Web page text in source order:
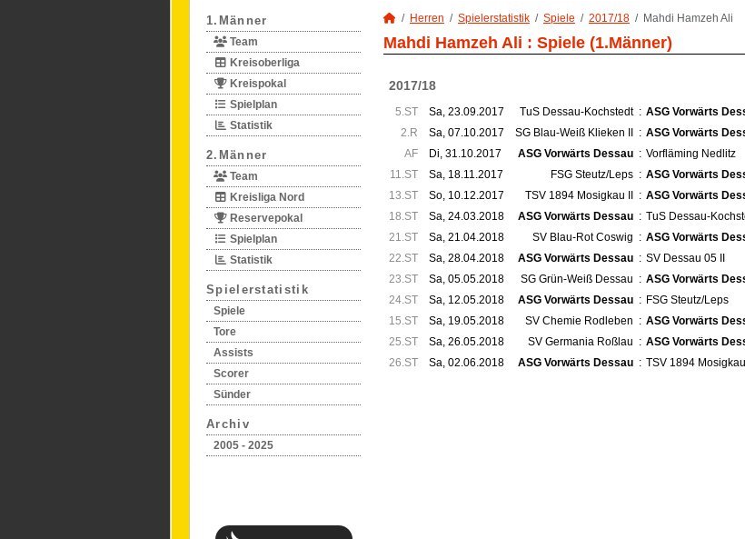
1.Männer
Team
Kreisoberliga
Kreispokal
Spielplan
Statistik
2.Männer
Team
Kreisliga Nord
Reservepokal
Spielplan
Statistik
Spielerstatistik
Spiele
Tore
Assists
Scorer
Sünder
Archiv
2005 - 2025
Herren Spielerstatistik Spiele 2017/18 Mahdi Hamzeh Ali
Mahdi Hamzeh Ali : Spiele (1.Männer)
2017/18
5.ST Sa, 23.09.2017 TuS Dessau-Kochstedt : ASG Vorwärts
2.R
Sa, 07.10.2017 SG Blau-Weiß Klieken II : ASG Vorwärts
AF
Di, 31.10.2017 ASG Vorwärts Dessau : Vorfläming Nedlitz
11.ST
Sa, 18.11.2017 FSG Steutz/Leps : ASG Vorwärts
13.ST
So, 10.12.2017 TSV 1894 Mosigkau II : ASG Vorwärts
18.ST
Sa, 24.03.2018 ASG Vorwärts Dessau : TuS Dessau-
21.ST
Sa, 21.04.2018 SV Blau-Rot Coswig : ASG Vorwärts
22.ST
Sa, 28.04.2018 ASG Vorwärts Dessau : SV Dessau 05 II
23.ST
Sa, 05.05.2018 SG Grün-Weiß Dessau : ASG Vorwärts
24.ST
Sa, 12.05.2018 ASG Vorwärts Dessau : FSG Steutz/Leps
15.ST
Sa, 19.05.2018 SV Chemie Rodleben : ASG Vorwärts
25.ST
Sa, 26.05.2018 SV Germania Roßlau : ASG Vorwärts
26.ST
Sa, 02.06.2018 ASG Vorwärts Dessau : TSV 1894 Mosigkau